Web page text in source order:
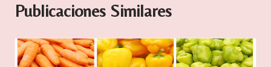
Publicaciones Similares